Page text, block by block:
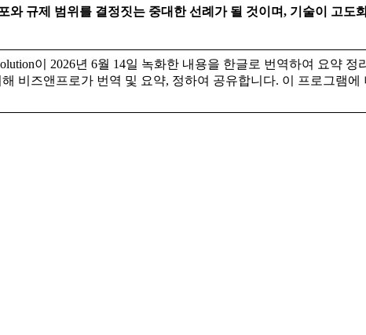
규제 범위를 결정짓는 중대한 선례가 될 것이며, 기술이 고
이 2026년 6월 14일 녹화한 내용을 한글로 번역하여 요약
비즈앤프로가 번역 및 요약, 정하여 공유합니다. 이 프로그램